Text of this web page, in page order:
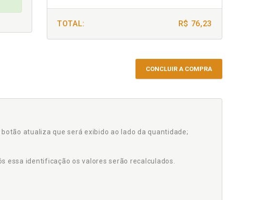
TOTAL: R$ 76,23
CONCLUIR A COMPRA
atualiza que será exibido ao lado da quantidade;
essa identificação os valores serão recalculados.